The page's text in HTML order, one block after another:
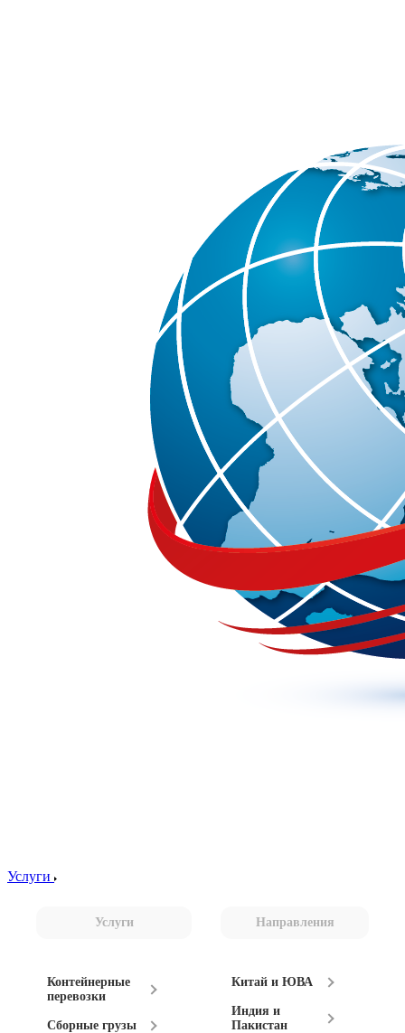
Услуги
Услуги Направления
Контейнерные
перевозки
Сборные грузы
Китай и ЮВА
Индия и
Пакистан